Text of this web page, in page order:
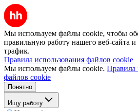
Мы используем файлы cookie, чтобы
правильную работу нашего веб-сайта и
трафик.
Правила использования файлов cookie
Мы используем файлы cookie. Правила
файлов cookie
Понятно
Ищу работу